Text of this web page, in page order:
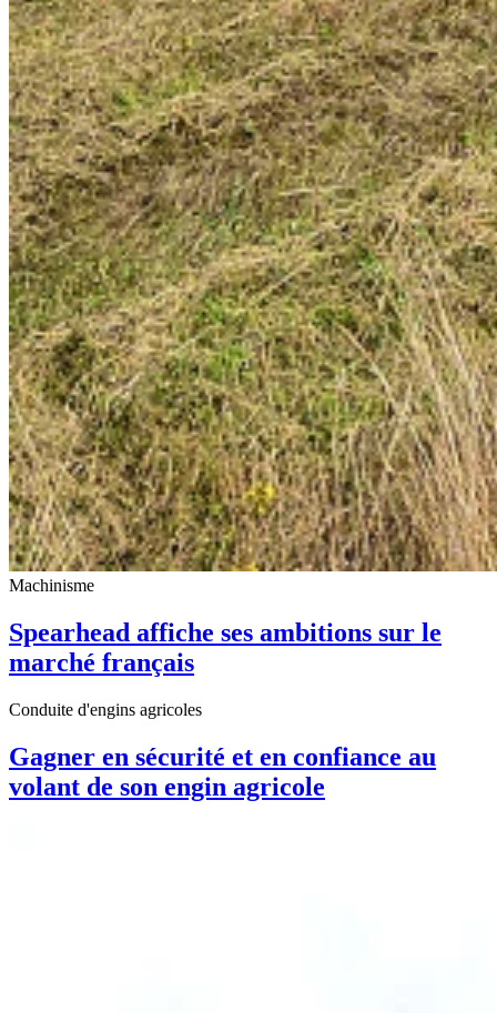
Machinisme
Spearhead affiche ses ambitions sur le
marché français
Conduite d'engins agricoles
Gagner en sécurité et en confiance au
volant de son engin agricole